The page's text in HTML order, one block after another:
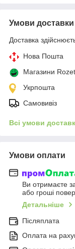
Умови доставки
Доставка
Нова Пошта
Магазини
Укрпошта
Самовивіз
Всі умови
Умови оплати
Ви отримаєте
або гроші
Детальніше
Післяплата
Оплата на